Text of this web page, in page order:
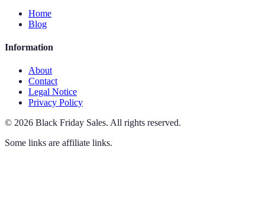
Home
Blog
Information
About
Contact
Legal Notice
Privacy Policy
© 2026 Black Friday Sales. All rights reserved.
Some links are affiliate links.